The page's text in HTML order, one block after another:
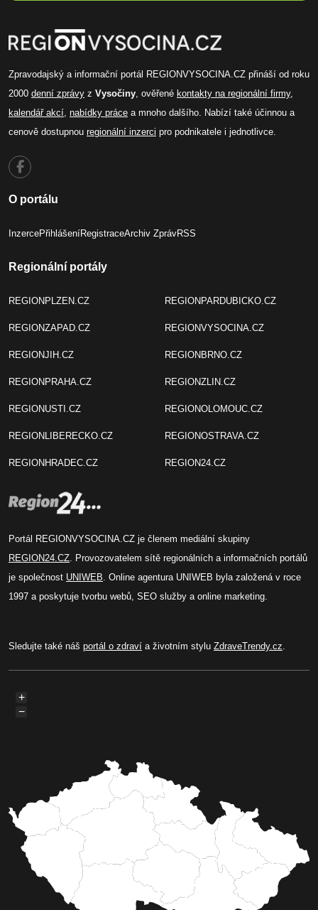
Zpravodajský a informační portál REGIONVYSOCINA.CZ přináší od roku
2000 denní zprávy z Vysočiny , ověřené kontakty na regionální firmy,
kalendář akcí nabídky práce a mnoho dalšího. Nabízí také účinnou a
cenově dostupnou regionální inzerci pro podnikatele i jednotlivce.
O portálu
InzercePřihlášeníRegistraceArchiv ZprávRSS
Regionální portály
REGIONPLZEN.CZ
REGIONZAPAD.CZ
REGIONJIH.CZ
REGIONPRAHA.CZ
REGIONUSTI.CZ
REGIONLIBERECKO.CZ
REGIONHRADEC.CZ
REGIONPARDUBICKO.CZ
REGIONVYSOCINA.CZ
REGIONBRNO.CZ
REGIONZLIN.CZ
REGIONOLOMOUC.CZ
REGIONOSTRAVA.CZ
REGION24.CZ
Portál REGIONVYSOCINA.CZ je členem mediální skupiny
REGION24.CZ . Provozovatelem sítě regionálních a informačních portálů
je společnost UNIWEB . Online agentura UNIWEB byla založená v roce
1997 a poskytuje tvorbu webů, SEO služby a online marketing.
Sledujte také náš portál o zdraví a životním stylu ZdraveTrendy.cz
+
−